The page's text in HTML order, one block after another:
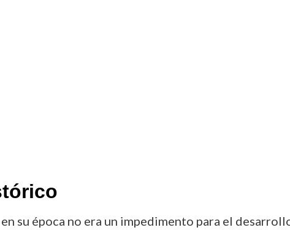
su época no era un impedimento para el